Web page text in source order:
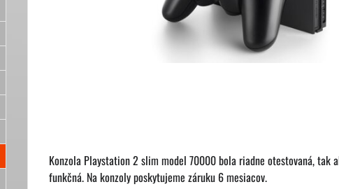
Konzola Playstation 2 slim model 70000 bola riadne otestovaná, tak
funkčná. Na konzoly poskytujeme záruku 6 mesiacov.